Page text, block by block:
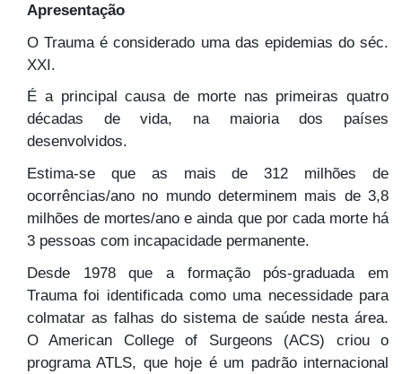
Apresentação
O Trauma é considerado uma das epidemias do séc.
XXI.
É a principal causa de morte nas primeiras quatro
décadas de vida, na maioria dos países
desenvolvidos.
Estima-se que as mais de 312 milhões de
ocorrências/ano no mundo determinem mais de 3,8
milhões de mortes/ano e ainda que por cada morte há
3 pessoas com incapacidade permanente.
Desde 1978 que a formação pós-graduada em
Trauma foi identificada como uma necessidade para
colmatar as falhas do sistema de saúde nesta área.
O American College of Surgeons (ACS) criou o
programa ATLS, que hoje é um padrão internacional